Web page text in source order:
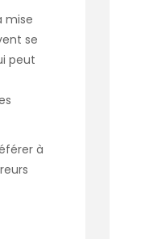
mise
se
peut
à